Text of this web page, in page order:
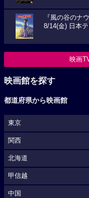
『風の谷のナ
8/14(金) 日本
映画
映画館を探す
都道府県から映画館
東京
関西
北海道
甲信越
中国